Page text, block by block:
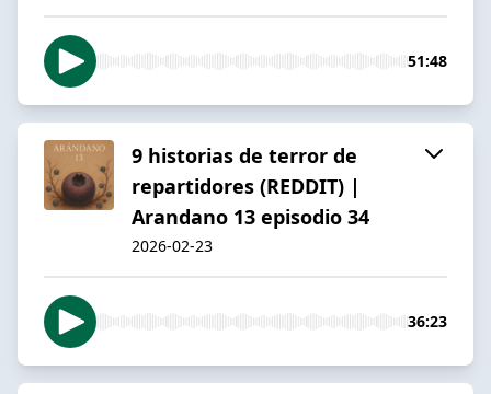
51:48
9 historias de terror de
repartidores (REDDIT) |
Arandano 13 episodio 34
2026-02-23
36:23